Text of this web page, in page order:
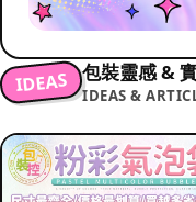
IDEAS 包裝靈感 &
IDEAS &